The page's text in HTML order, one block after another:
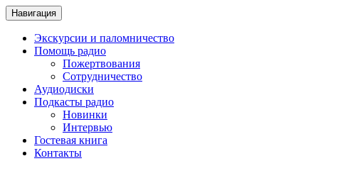
Навигация
Экскурсии и паломничество
Помощь радио
Пожертвования
Сотрудничество
Аудиодиски
Подкасты радио
Новинки
Интервью
Гостевая книга
Контакты